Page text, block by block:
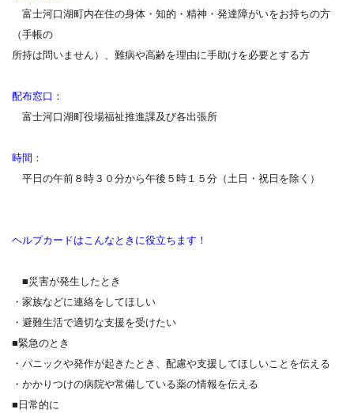
富士河口湖町内在住の身体・知的・精神・発達障がいをお持ちの方
（手帳の
所持は問いません）、難病や高齢を理由に手助けを必要とする方
配布窓口：
富士河口湖町役場福祉推進課及び各出張所
時間：
平日の午前８時３０分から午後５時１５分（土日・祝日を除く）
ヘルプカードはこんなときに役立ちます！
■災害が発生したとき
・家族などに連絡をしてほしい
・避難生活で適切な支援を受けたい
■緊急のとき
・パニックや発作が起きたとき、配慮や支援してほしいことを伝える
・かかりつけの病院や常備している薬の情報を伝える
■日常的に